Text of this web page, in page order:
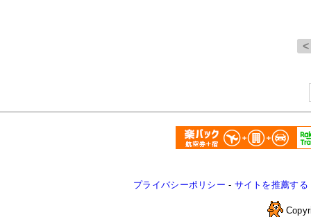
プライバシーポリシー - サイトを推薦する